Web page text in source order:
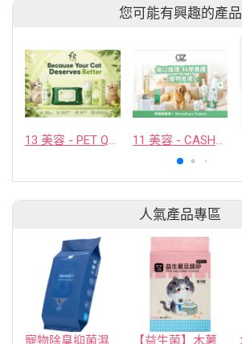
您可能有興趣的產品
13 美容 - PET QUARTER CO., LTD. 11 美容 - CASHCOWTECH CO., LTD.
人氣產品專區